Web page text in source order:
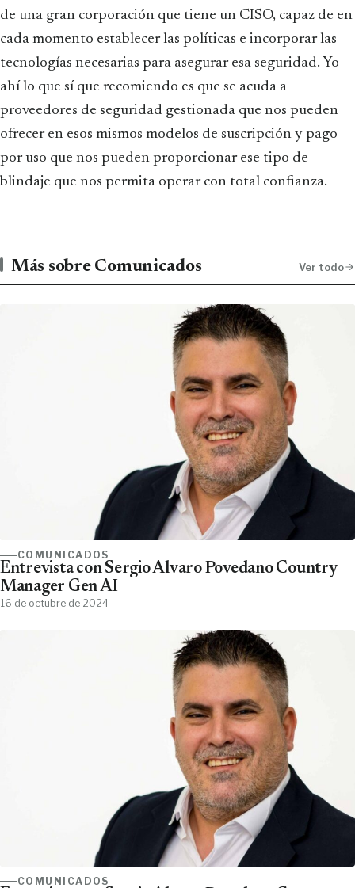
de una gran corporación que tiene un CISO, capaz de en
cada momento establecer las políticas e incorporar las
tecnologías necesarias para asegurar esa seguridad. Yo
ahí lo que sí que recomiendo es que se acuda a
proveedores de seguridad gestionada que nos pueden
ofrecer en esos mismos modelos de suscripción y pago
por uso que nos pueden proporcionar ese tipo de
blindaje que nos permita operar con total confianza.
Más sobre Comunicados Ver todo
COMUNICADOS
Entrevista con Sergio Álvaro Povedano Country
Manager Gen AI
16 de octubre de 2024
COMUNICADOS